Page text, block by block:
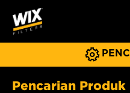
Pencarian Produk